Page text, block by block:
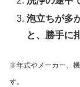
泡立ちが多
と、勝手に
※年式やメーカー、
す。